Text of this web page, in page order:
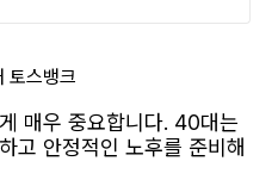
매우 중요합니다. 40대는
고 안정적인 노후를 준비해